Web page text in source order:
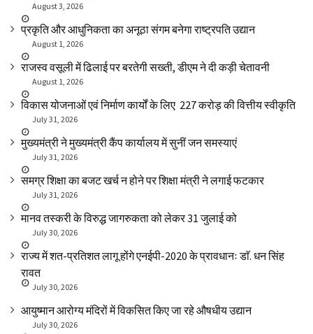
August 3, 2026
प्रकृति और आधुनिकता का अनूठा संगम बनेगा राष्ट्रपति उद्यान
August 1, 2026
राजस्व वसूली में ढिलाई पर बरतेगी सख्ती, डीएम ने दी कड़ी चेतावनी
August 1, 2026
विकास योजनाओं एवं निर्माण कार्यों के लिए ₹ 227 करोड़ की वित्तीय स्वीकृति
July 31, 2026
मुख्यमंत्री ने मुख्यमंत्री कैंप कार्यालय में सुनीं जन समस्याएं
July 31, 2026
समग्र शिक्षा का बजट खर्च न होने पर शिक्षा मंत्री ने लगाई फटकार
July 31, 2026
मानव तस्करी के विरुद्ध जागरुकता को लेकर 31 जुलाई को
July 30, 2026
राज्य में शत-प्रतिशत लागू होंगे एनईपी-2020 के प्रावधानः डाॅ. धन सिंह
रावत
July 30, 2026
आयुष्मान आरोग्य मंदिरों में विकसित किए जा रहे औषधीय उद्यान
July 30, 2026